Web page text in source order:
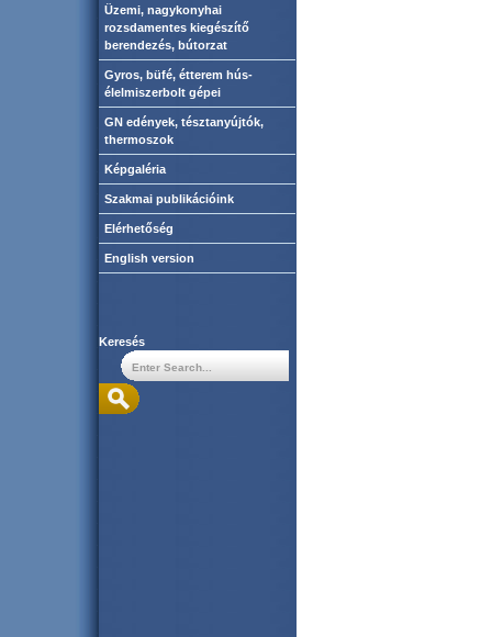
Üzemi, nagykonyhai
rozsdamentes kiegészítő
berendezés, bútorzat
Gyros, büfé, étterem hús-
élelmiszerbolt gépei
GN edények, tésztanyújtók,
thermoszok
Képgaléria
Szakmai publikációink
Elérhetőség
English version
Keresés